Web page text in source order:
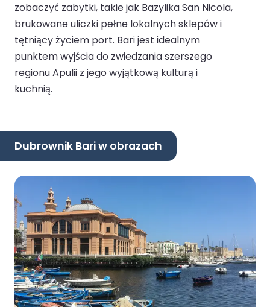
zobaczyć zabytki, takie jak Bazylika San Nicola,
brukowane uliczki pełne lokalnych sklepów i
tętniący życiem port. Bari jest idealnym
punktem wyjścia do zwiedzania szerszego
regionu Apulii z jego wyjątkową kulturą i
kuchnią.
Dubrownik Bari w obrazach